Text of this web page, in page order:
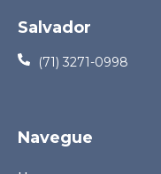
Salvador
(71) 3271-0998
Navegue